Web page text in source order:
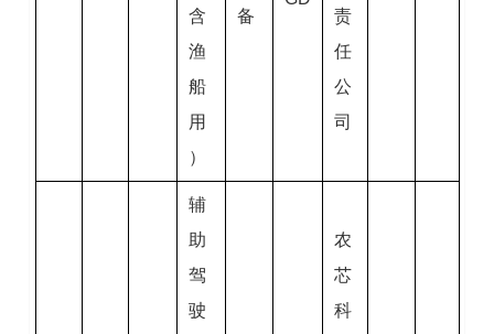
含
渔
船
用
）
备
责
任
公
司
辅
助
驾
驶
农
芯
科